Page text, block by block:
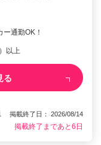
通勤OK！
以上
る
掲載終了日： 2026/08/14
掲載終了まであと6日